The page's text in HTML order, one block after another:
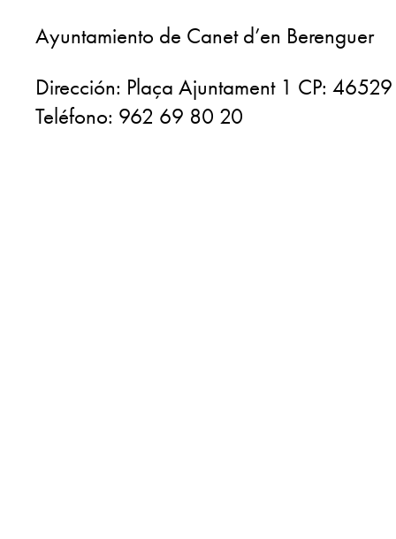
Ayuntamiento de Canet d’en Berenguer
Dirección: Plaça Ajuntament 1 CP: 46529
Teléfono: 962 69 80 20